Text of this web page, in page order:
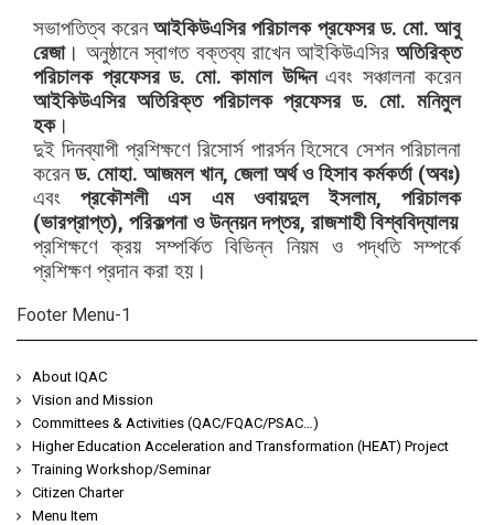
সভাপতিত্ব করেনআইকিউএসির পরিচালক প্রফেসর ড. মো. আবু
রেজা। অনুষ্ঠানে স্বাগত বক্তব্য রাখেন আইকিউএসির অতিরিক্ত
পরিচালক প্রফেসর ড. মো. কামাল উদ্দিনএবং সঞ্চালনা করেন
আইকিউএসির অতিরিক্ত পরিচালক প্রফেসর ড. মো. মনিমুল
হক।
দুই দিনব্যাপী প্রশিক্ষণে রিসোর্স পারর্সন হিসেবে সেশন পরিচালনা
করেনড. মোহা. আজমল খান, জেলা অর্থ ও হিসাব কর্মকর্তা (অবঃ)
এবংপ্রকৌশলী এস এম ওবায়দুল ইসলাম, পরিচালক
(ভারপ্রাপ্ত), পরিকল্পনা ও উন্নয়ন দপ্তর, রাজশাহী বিশ্ববিদ্যালয়
প্রশিক্ষণে ক্রয় সম্পর্কিত বিভিন্ন নিয়ম ও পদ্ধতি সম্পর্কে
প্রশিক্ষণ প্রদান করা হয়।
Footer Menu-1
About IQAC
Vision and Mission
Committees & Activities (QAC/FQAC/PSAC…)
Higher Education Acceleration and Transformation (HEAT) Project
Training Workshop/Seminar
Citizen Charter
Menu Item